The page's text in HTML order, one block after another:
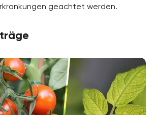
geachtet werden.